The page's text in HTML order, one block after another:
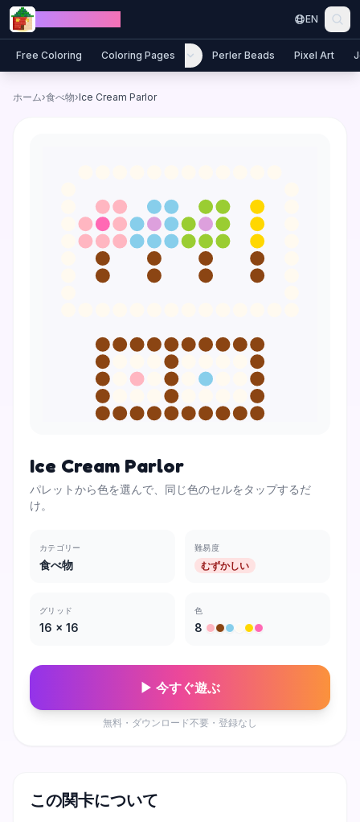
Skip to content
EN
Free Coloring Coloring Pages Perler Beads Pixel Art
ホーム›食べ物›Ice Cream Parlor
Ice Cream Parlor
パレットから色を選んで、同じ色のセルをタップするだ
け。
カテゴリー
食べ物
難易度
むずかしい
グリッド
16 × 16
色
8
▶ 今すぐ遊ぶ
無料・ダウンロード不要・登録なし
この関卡について